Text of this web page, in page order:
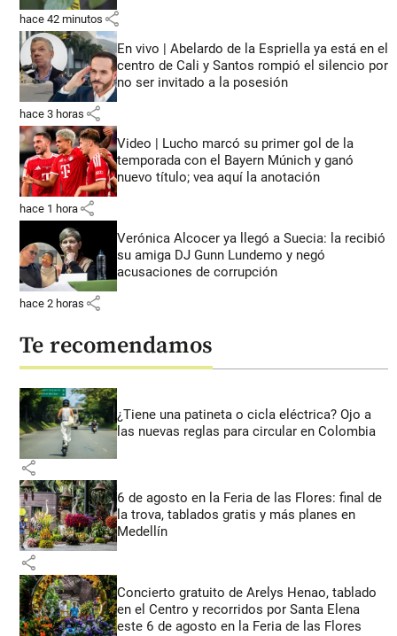
hace 42 minutos share
En vivo | Abelardo de la Espriella ya está en el
centro de Cali y Santos rompió el silencio por
no ser invitado a la posesión
hace 3 horas share
Video | Lucho marcó su primer gol de la
temporada con el Bayern Múnich y ganó
nuevo título; vea aquí la anotación
hace 1 hora share
Verónica Alcocer ya llegó a Suecia: la recibió
su amiga DJ Gunn Lundemo y negó
acusaciones de corrupción
hace 2 horas share
Te recomendamos
¿Tiene una patineta o cicla eléctrica? Ojo a
las nuevas reglas para circular en Colombia
share
6 de agosto en la Feria de las Flores: final de
la trova, tablados gratis y más planes en
Medellín
share
Concierto gratuito de Arelys Henao, tablado
en el Centro y recorridos por Santa Elena
este 6 de agosto en la Feria de las Flores